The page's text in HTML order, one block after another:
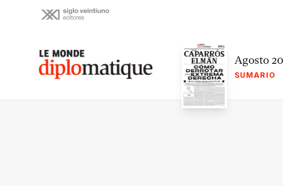
Le monde diplomatique Agosto
SUMARIO